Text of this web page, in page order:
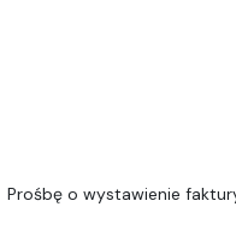
Prośbę o wystawienie